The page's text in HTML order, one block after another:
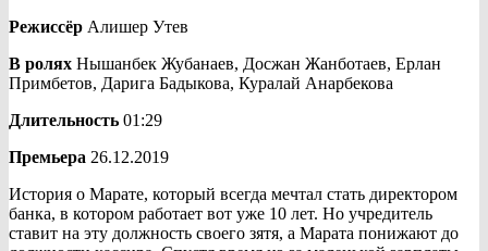
Режиссёр Алишер Утев
В ролях Нышанбек Жубанаев, Досжан Жанботаев, Ерлан
Примбетов, Дарига Бадыкова, Куралай Анарбекова
Длительность 01:29
Премьера 26.12.2019
История о Марате, который всегда мечтал стать директором
банка, в котором работает вот уже 10 лет. Но учредитель
ставит на эту должность своего зятя, а Марата понижают до